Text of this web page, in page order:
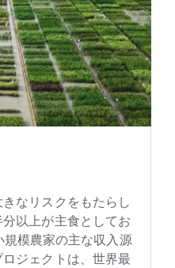
なリスクをもたらし
以上が主食としてお
模農家の主な収入源
ジェクトは、世界最